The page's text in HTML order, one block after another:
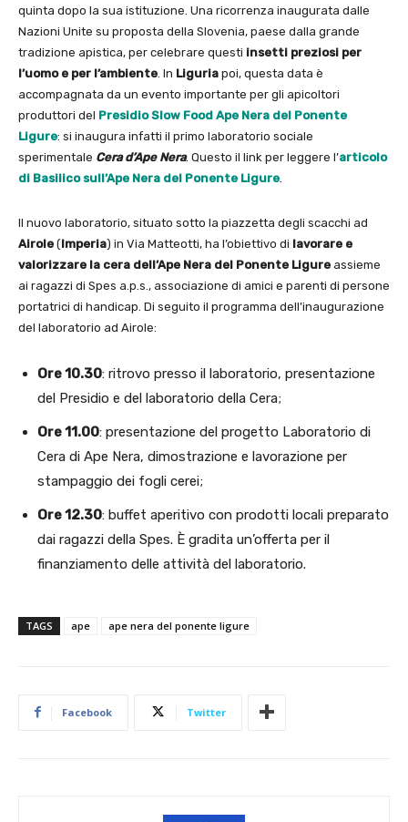
quinta dopo la sua istituzione. Una ricorrenza inaugurata dalle
Nazioni Unite su proposta della Slovenia, paese dalla grande
tradizione apistica, per celebrare questi insetti preziosi per
l’uomo e per l’ambiente . In Liguria poi, questa data è
accompagnata da un evento importante per gli apicoltori
produttori del Presidio Slow Food Ape Nera del Ponente
Ligure: si inaugura infatti il primo laboratorio sociale
sperimentale Cera d’Ape Nera. Questo il link per leggere l’articolo
di Basilico sull’Ape Nera del Ponente Ligure
Il nuovo laboratorio, situato sotto la piazzetta degli scacchi ad
Airole (Imperia) in Via Matteotti, ha l’obiettivo di lavorare e
valorizzare la cera dell’Ape Nera del Ponente Ligure assieme
ai ragazzi di Spes a.p.s., associazione di amici e parenti di persone
portatrici di handicap. Di seguito il programma dell’inaugurazione
del laboratorio ad Airole:
Ore 10.30: ritrovo presso il laboratorio, presentazione
del Presidio e del laboratorio della Cera;
Ore 11.00: presentazione del progetto Laboratorio di
Cera di Ape Nera, dimostrazione e lavorazione per
stampaggio dei fogli cerei;
Ore 12.30: buffet aperitivo con prodotti locali preparato
dai ragazzi della Spes. È gradita un’offerta per il
finanziamento delle attività del laboratorio.
TAGS ape ape nera del ponente ligure
Facebook Twitter